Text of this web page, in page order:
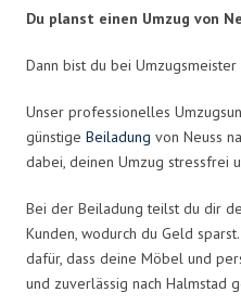
Du planst einen Umzug von
Dann bist du bei
Unser professionelles
günstige Beiladung von Neuss
dabei, deinen Umzug stressfrei
Bei der Beiladung teilst du dir
Kunden, wodurch du Geld
dafür, dass deine Möbel und
und zuverlässig nach Halmstad